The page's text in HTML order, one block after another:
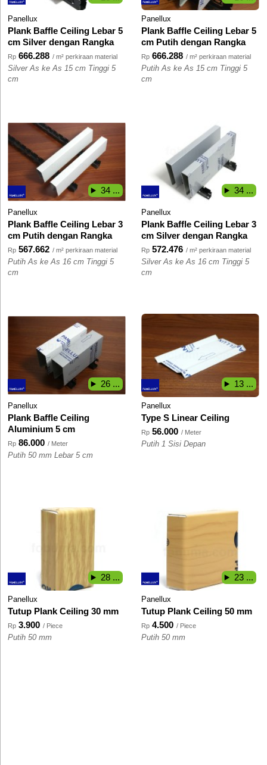
Panellux
Plank Baffle Ceiling Lebar 5
cm Silver dengan Rangka
Rp 666.288 / m² perkiraan material
Silver As ke As 15 cm Tinggi 5
cm
Panellux
Plank Baffle Ceiling Lebar 5
cm Putih dengan Rangka
Rp 666.288 / m² perkiraan material
Putih As ke As 15 cm Tinggi 5
cm
Panellux
Plank Baffle Ceiling Lebar 3
cm Putih dengan Rangka
Rp 567.662 / m² perkiraan material
Putih As ke As 16 cm Tinggi 5
cm
34 ...
Panellux
Plank Baffle Ceiling Lebar 3
cm Silver dengan Rangka
Rp 572.476 / m² perkiraan material
Silver As ke As 16 cm Tinggi 5
cm
34 ...
Panellux
Plank Baffle Ceiling
Aluminium 5 cm
Rp 86.000 / Meter
Putih 50 mm Lebar 5 cm
26 ...
Panellux
Type S Linear Ceiling
Rp 56.000 / Meter
Putih 1 Sisi Depan
13 ...
Panellux
Tutup Plank Ceiling 30 mm
Rp 3.900 / Piece
Putih 50 mm
28 ...
Panellux
Tutup Plank Ceiling 50 mm
Rp 4.500 / Piece
Putih 50 mm
23 ...